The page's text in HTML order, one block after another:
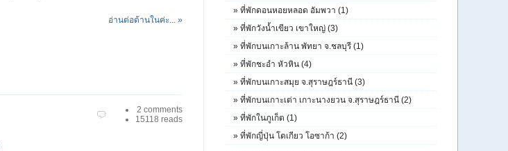
อ่านต่อด้านในค่ะ... »
2 comments
15118 reads
» ที่พักดอนหอยหลอด อัมพวา (1)
» ที่พักวังน้ำเขียว เขาใหญ่ (3)
» ที่พักบนเกาะล้าน พัทยา จ.ชลบุรี (1)
» ที่พักชะอำ หัวหิน (4)
» ที่พักบนเกาะสมุย จ.สุราษฎร์ธานี (3)
» ที่พักบนเกาะเต่า เกาะนางยวน จ.สุราษฎร์ธานี (2)
» ที่พักในภูเก็ต (1)
» ที่พักญี่ปุ่น โตเกียว โอซาก้า (2)